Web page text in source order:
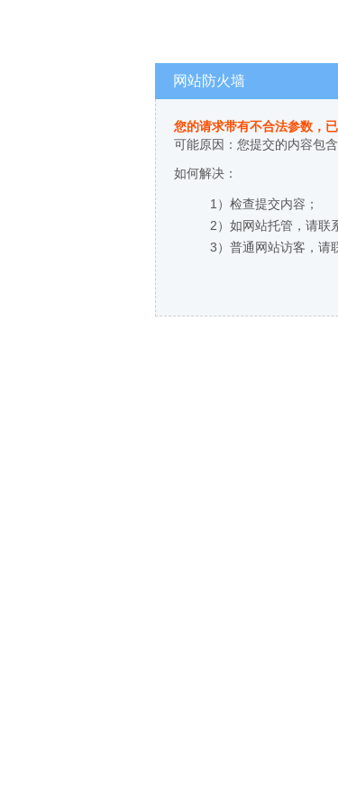
网站防火墙
您的请求带有不合法参数，
可能原因：您提交的内容包
如何解决：
1）检查提交内容；
2）如网站托管，请联
3）普通网站访客，请